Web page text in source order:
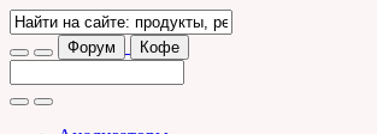
Форум Кофе